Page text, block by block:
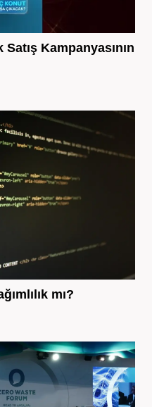
Kampanyasının
mı?